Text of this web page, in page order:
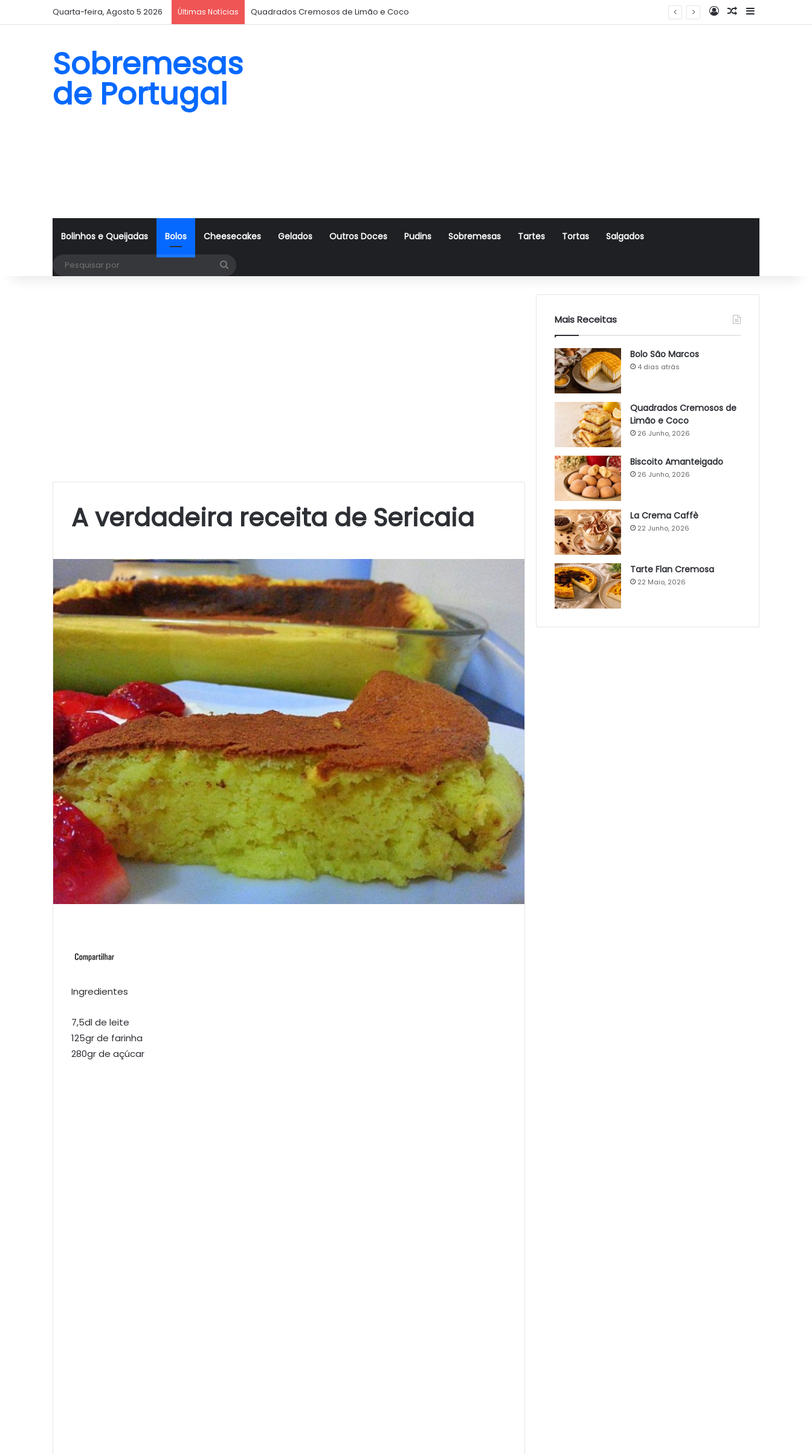
Quarta-feira, Agosto 5 2026 Últimas Notícias Quadrados Cremosos de Limão e Coco Log InArtigo Aleatório
Sidebar
Sobremesas
de Portugal
Bolinhos e Queijadas Bolos Cheesecakes Gelados Outros Doces Pudins Sobremesas Tartes Tortas Salgados
A verdadeira receita de Sericaia
Ingredientes
7,5dl de leite
125gr de farinha
280gr de açúcar
Mais Receitas
Bolo São Marcos
4 dias atrás
Quadrados Cremosos de
Limão e Coco
26 Junho, 2026
Biscoito Amanteigado
26 Junho, 2026
La Crema Caffè
22 Junho, 2026
Tarte Flan Cremosa
22 Maio, 2026